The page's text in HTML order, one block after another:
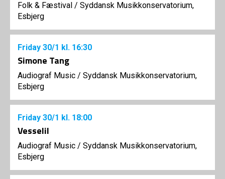
Folk & Fæstival / Syddansk Musikkonservatorium,
Esbjerg
Friday 30/1 kl. 16:30
Simone Tang
Audiograf Music / Syddansk Musikkonservatorium,
Esbjerg
Friday 30/1 kl. 18:00
Vesselil
Audiograf Music / Syddansk Musikkonservatorium,
Esbjerg